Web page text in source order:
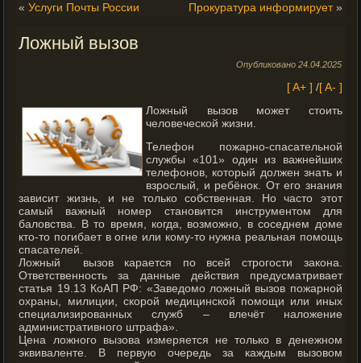
«Услуги Почты России Прокуратура информирует»
Ложный вызов
Опубликовано 24.04.2025
[ A+ ] /[ A- ]
Ложный вызов может стоить
человеческой жизни.
Телефон пожарно-спасательной
службы «101» один из важнейших
телефонов, который должен знать и
взрослый, и ребёнок. От его знания
зависит жизнь, и не только собственная. Но часто этот
самый важный номер становится инструментом для
баловства. В то время, когда, возможно, в соседнем доме
кто-то погибает в огне или кому-то нужна реальная помощь
спасателей.
Ложный вызов карается по всей строгости закона.
Ответственность за данные действия предусматривает
статья 19.13 КоАП РФ: «Заведомо ложный вызов пожарной
охраны, милиции, скорой медицинской помощи или иных
специализированных служб – влечёт наложение
административного штрафа».
Цена ложного вызова измеряется не только в денежном
эквиваленте. В первую очередь за каждым вызовом